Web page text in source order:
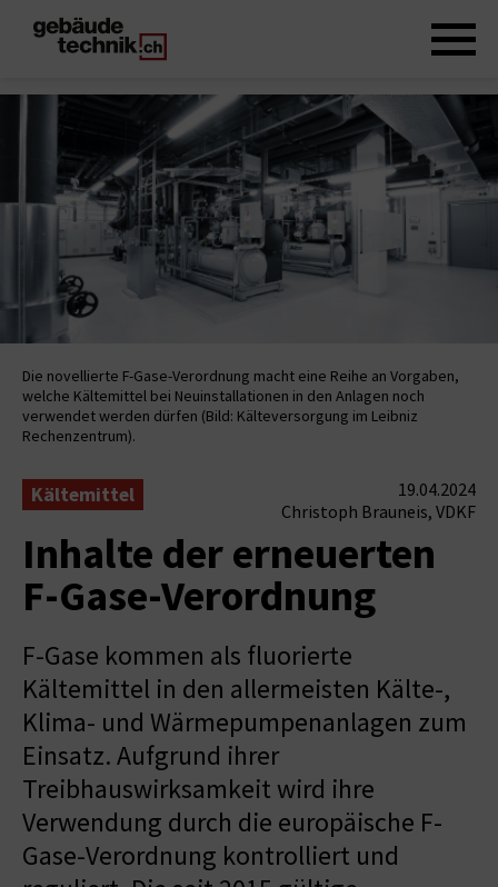
Die novellierte F-Gase-Verordnung macht eine Reihe an Vorgaben,
welche Kältemittel bei Neuinstallationen in den Anlagen noch
verwendet werden dürfen (Bild: Kälteversorgung im Leibniz
Rechenzentrum).
Kältemittel
19.04.2024
Christoph Brauneis, VDKF
Inhalte der erneuerten
F-Gase-Verordnung
F-Gase kommen als fluorierte
Kältemittel in den allermeisten Kälte-,
Klima- und Wärmepumpenanlagen zum
Einsatz. Aufgrund ihrer
Treibhauswirksamkeit wird ihre
Verwendung durch die europäische F-
Gase-Verordnung kontrolliert und